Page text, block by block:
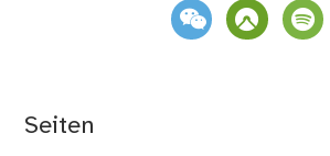
weixin komoot
Seiten